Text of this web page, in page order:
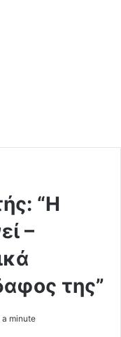
“Η
–
της”
a minute